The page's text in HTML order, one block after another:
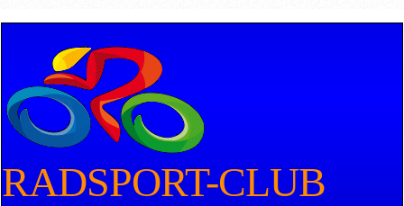
RADSPORT-CLUB